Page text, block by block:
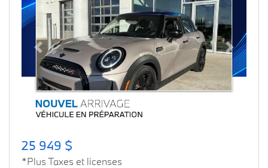
Previous Next
25 949 $
*Plus Taxes et licenses